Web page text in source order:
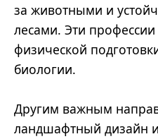
за животными и
лесами. Эти
физической
биологии.
Другим важным
ландшафтный дизайн и